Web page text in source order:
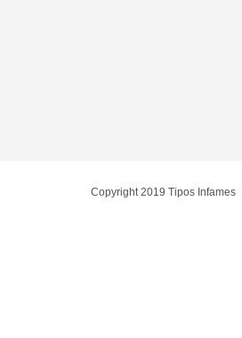
Copyright 2019 Tipos Infames